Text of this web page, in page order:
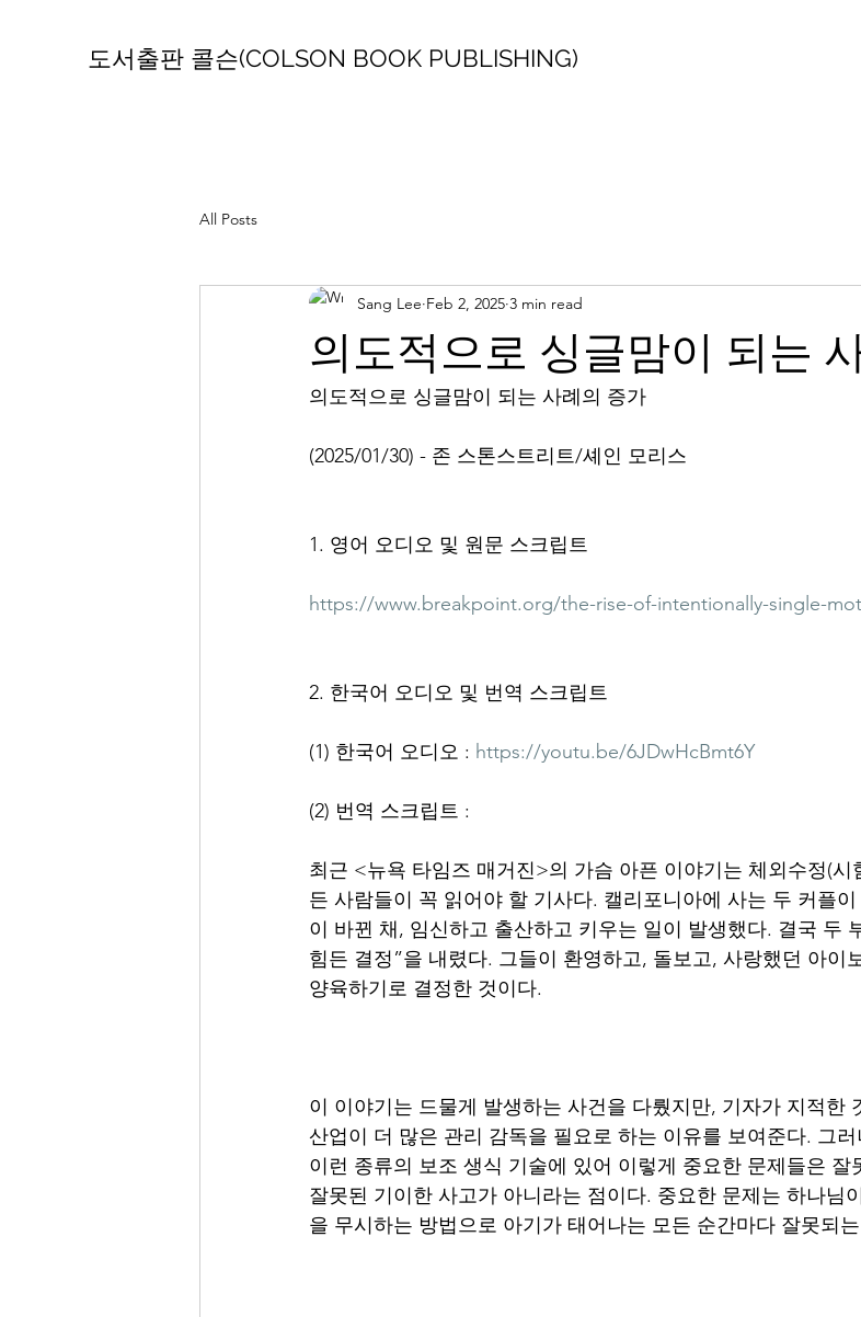
도서출판 콜슨(COLSON BOOK PUBLISHING)
All Posts
의도적으로 싱글맘이 되는
Sang Lee Feb 2, 2025 3 min read
의도적으로 싱글맘이 되는 사례의 증가
(2025/01/30) - 존 스톤스트리트/셰인 모리스
1. 영어 오디오 및 원문 스크립트
https://www.breakpoint.org/the-rise-of-intentionally-single-
2. 한국어 오디오 및 번역 스크립트
(1) 한국어 오디오 : https://youtu.be/6JDwHcBmt6Y
(2) 번역 스크립트 :
최근 <뉴욕 타임즈 매거진>의 가슴 아픈 이야기는 체외수정(시
든 사람들이 꼭 읽어야 할 기사다. 캘리포니아에 사는 두 커플
이 바뀐 채, 임신하고 출산하고 키우는 일이 발생했다. 결국 두
힘든 결정”을 내렸다. 그들이 환영하고, 돌보고, 사랑했던 아이
양육하기로 결정한 것이다.
이 이야기는 드물게 발생하는 사건을 다뤘지만, 기자가 지적한
산업이 더 많은 관리 감독을 필요로 하는 이유를 보여준다. 그
이런 종류의 보조 생식 기술에 있어 이렇게 중요한 문제들은 잘
잘못된 기이한 사고가 아니라는 점이다. 중요한 문제는 하나님
을 무시하는 방법으로 아기가 태어나는 모든 순간마다 잘못되